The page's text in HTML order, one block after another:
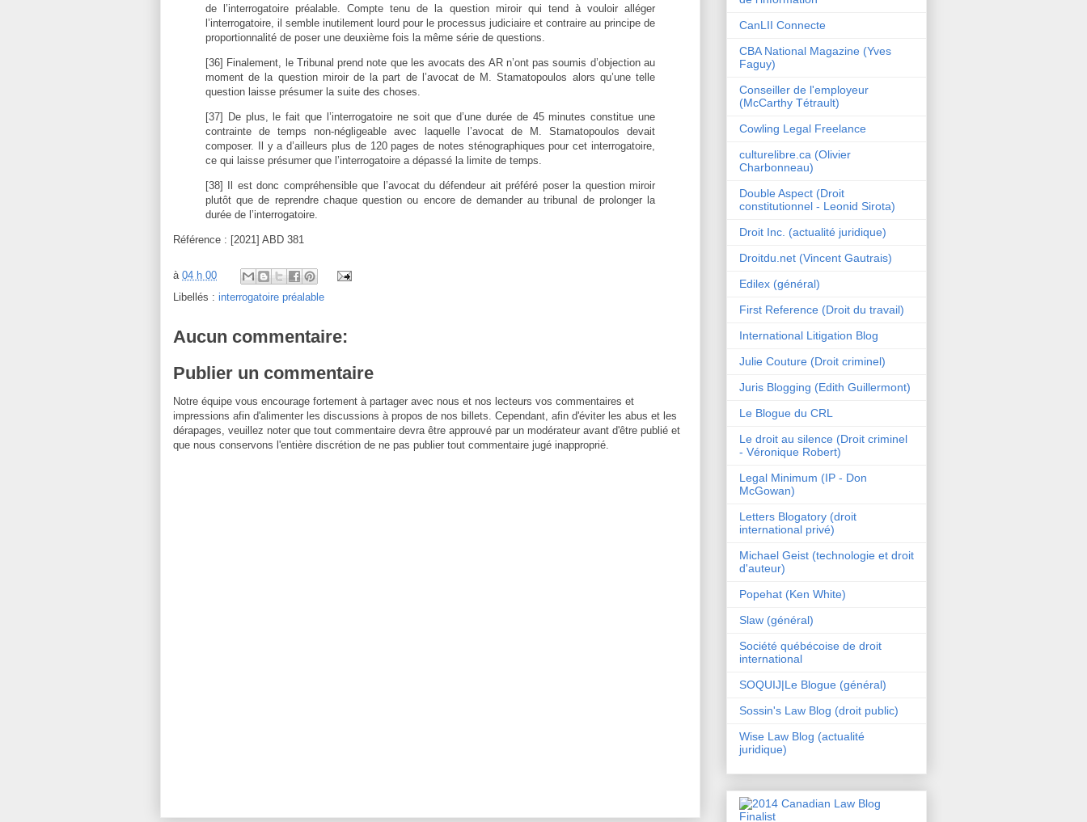
de l’interrogatoire préalable. Compte tenu de la question miroir qui tend à vouloir alléger
l’interrogatoire, il semble inutilement lourd pour le processus judiciaire et contraire au principe de
proportionnalité de poser une deuxième fois la même série de questions.
[36] Finalement, le Tribunal prend note que les avocats des AR n’ont pas soumis d’objection au
moment de la question miroir de la part de l’avocat de M. Stamatopoulos alors qu’une telle
question laisse présumer la suite des choses.
[37] De plus, le fait que l’interrogatoire ne soit que d’une durée de 45 minutes constitue une
contrainte de temps non-négligeable avec laquelle l’avocat de M. Stamatopoulos devait
composer. Il y a d’ailleurs plus de 120 pages de notes sténographiques pour cet interrogatoire,
ce qui laisse présumer que l’interrogatoire a dépassé la limite de temps.
[38] Il est donc compréhensible que l’avocat du défendeur ait préféré poser la question miroir
plutôt que de reprendre chaque question ou encore de demander au tribunal de prolonger la
durée de l’interrogatoire.
Référence : [2021] ABD 381
à 04 h 00
Libellés : interrogatoire préalable
Aucun commentaire:
Publier un commentaire
Notre équipe vous encourage fortement à partager avec nous et nos lecteurs vos commentaires et
impressions afin d'alimenter les discussions à propos de nos billets. Cependant, afin d'éviter les abus et les
dérapages, veuillez noter que tout commentaire devra être approuvé par un modérateur avant d'être publié et
que nous conservons l'entière discrétion de ne pas publier tout commentaire jugé inapproprié.
CanLII Connecte
CBA National Magazine (Yves
Faguy)
Conseiller de l'employeur
(McCarthy Tétrault)
Cowling Legal Freelance
culturelibre.ca (Olivier
Charbonneau)
Double Aspect (Droit
constitutionnel - Leonid Sirota)
Droit Inc. (actualité juridique)
Droitdu.net (Vincent Gautrais)
Edilex (général)
First Reference (Droit du travail)
International Litigation Blog
Julie Couture (Droit criminel)
Juris Blogging (Edith Guillermont)
Le Blogue du CRL
Le droit au silence (Droit criminel
- Véronique Robert)
Legal Minimum (IP - Don
McGowan)
Letters Blogatory (droit
international privé)
Michael Geist (technologie et droit
d'auteur)
Popehat (Ken White)
Slaw (général)
Société québécoise de droit
international
SOQUIJ|Le Blogue (général)
Sossin's Law Blog (droit public)
Wise Law Blog (actualité
juridique)